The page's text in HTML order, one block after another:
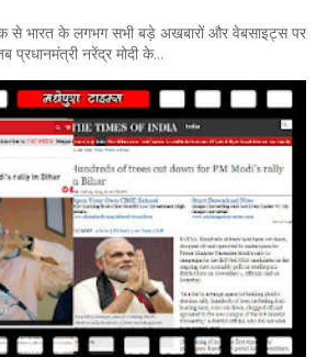
से भारत के लगभग सभी बड़े अखबारों और वेबसाइट्स पर
नरेंद्र मोदी के...